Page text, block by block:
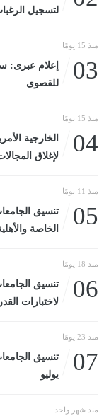
لتسجيل
منذ 15 يومًا
03
إعلام عبرى:
للقصوى
منذ 15 يومًا
04
الخارجية
لإغلاق
منذ 11 يومًا
05
الخاصة
منذ 18 يومًا
06
لاختبارات
منذ 23 يومًا
07
يوليو
منذ شهر واحد